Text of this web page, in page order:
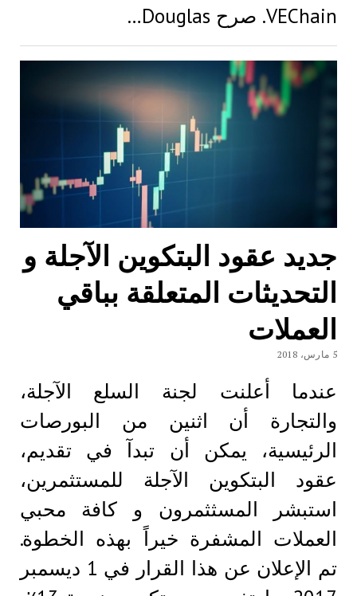
VEChain. صرح Douglas…
جديد عقود البتكوين الآجلة و
التحديثات المتعلقة بباقي
العملات
5 مارس، 2018
عندما أعلنت لجنة السلع الآجلة،
والتجارة أن اثنين من البورصات
الرئيسية، يمكن أن تبدآ في تقديم،
عقود البتكوين الآجلة للمستثمرين،
استبشر المسثثمرون و كافة محبي
العملات المشفرة خيراً بهذه الخطوة.
تم الإعلان عن هذا القرار في 1 ديسمبر